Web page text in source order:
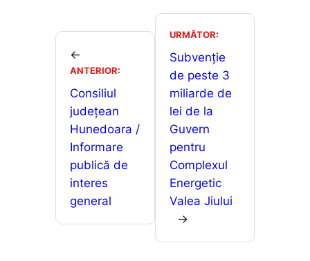
b
o
k
s
A
p
p
s
e
n
g
er
je
a
z
ă
←
ANTERIOR:
Consiliul
județean
Hunedoara /
Informare
publică de
interes
general
URMĂTOR:
Subvenție
de peste 3
miliarde de
lei de la
Guvern
pentru
Complexul
Energetic
Valea Jiului
→